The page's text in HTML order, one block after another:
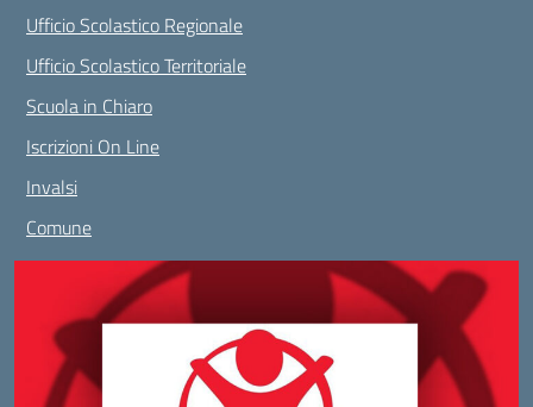
Ufficio Scolastico Regionale
Ufficio Scolastico Territoriale
Scuola in Chiaro
Iscrizioni On Line
Invalsi
Comune